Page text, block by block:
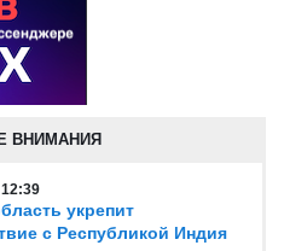
ВНИМАНИЯ
12:39
укрепит
с Республикой Индия